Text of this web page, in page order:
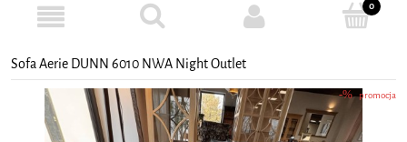
Sofa Aerie DUNN 6010 NWA Night Outlet
promocja